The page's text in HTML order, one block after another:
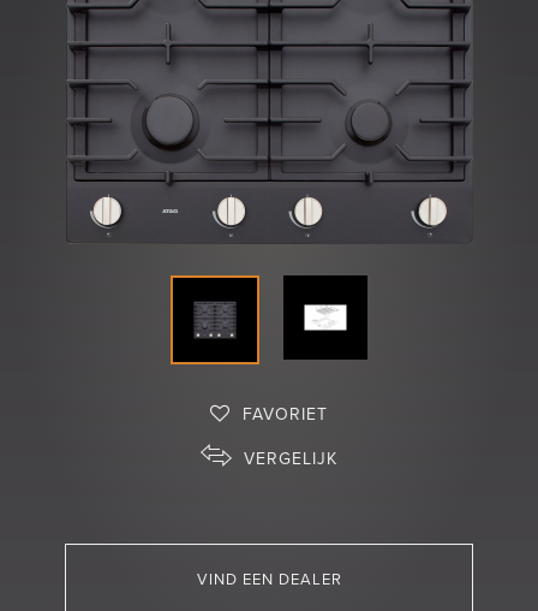
FAVORIET
VERGELIJK
VIND EEN DEALER